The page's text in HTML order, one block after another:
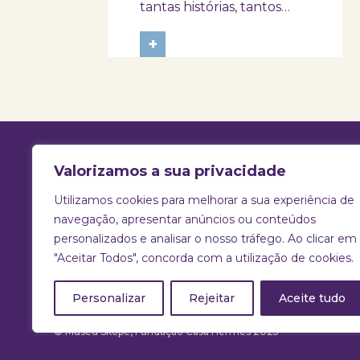
Valorizamos a sua privacidade
Utilizamos cookies para melhorar a sua experiência de
navegação, apresentar anúncios ou conteúdos
personalizados e analisar o nosso tráfego. Ao clicar em
"Aceitar Todos", concorda com a utilização de cookies.
Personalizar Rejeitar Aceite tudo
tantas histórias, tantos
ensinamentos. Porque
este ano o dia 26 de julho
avós e netos a viverem
Medicina e...
+
T:925 731 830 |E: info@skope.pt
Rua João Gonçalves Neto 46, Aradas
© Museu Skope, Fundação Casa Hermes 2025